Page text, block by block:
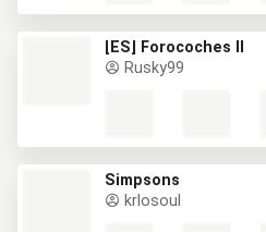
[ES] Forocoches II
Rusky99
Simpsons
krlosoul